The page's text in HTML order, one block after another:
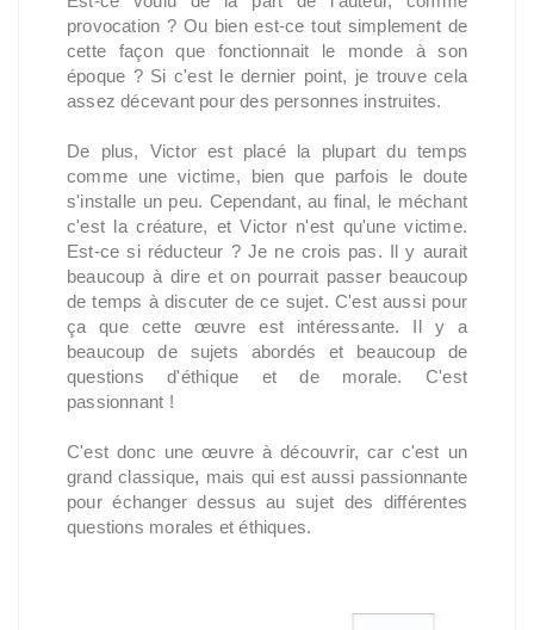
provocation ? Ou bien est-ce tout simplement de
cette façon que fonctionnait le monde à son
époque ? Si c'est le dernier point, je trouve cela
assez décevant pour des personnes instruites.
De plus, Victor est placé la plupart du temps
comme une victime, bien que parfois le doute
s'installe un peu. Cependant, au final, le méchant
c'est la créature, et Victor n'est qu'une victime.
Est-ce si réducteur ? Je ne crois pas. Il y aurait
beaucoup à dire et on pourrait passer beaucoup
de temps à discuter de ce sujet. C'est aussi pour
ça que cette œuvre est intéressante. Il y a
beaucoup de sujets abordés et beaucoup de
questions d'éthique et de morale. C'est
passionnant !
C'est donc une œuvre à découvrir, car c'est un
grand classique, mais qui est aussi passionnante
pour échanger dessus au sujet des différentes
questions morales et éthiques.